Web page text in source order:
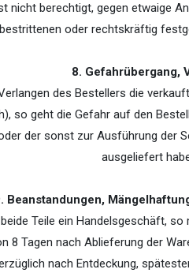
nicht berechtigt, gegen etwaige
oder rechtskräftig
8. Gefahrübergang,
des Bestellers die
so geht die Gefahr auf den
der sonst zur Ausführung der
ausgeliefert
Beanstandungen,
Teile ein Handelsgeschäft,
8 Tagen nach Ablieferung der
nach Entdeckung,